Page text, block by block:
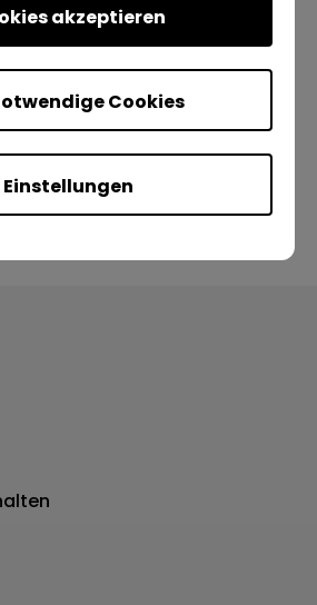
Weitere Informationen
.
Einstellungen
Cookies
akzeptieren
Ja Nein
Nächste